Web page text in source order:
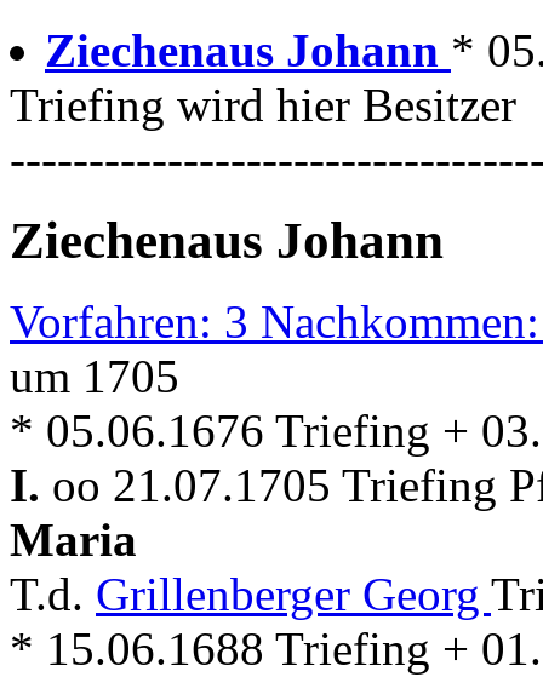
Ziechenaus Johann *
Triefing wird hier Besitzer
Ziechenaus Johann
Vorfahren: 3
um 1705
* 05.06.1676 Triefing +
I. oo 21.07.1705 Triefing
Maria
T.d. Grillenberger Georg
* 15.06.1688 Triefing +